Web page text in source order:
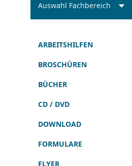
Auswahl Fachbereich
ARBEITSHILFEN
BROSCHÜREN
BÜCHER
CD / DVD
DOWNLOAD
FORMULARE
FLYER